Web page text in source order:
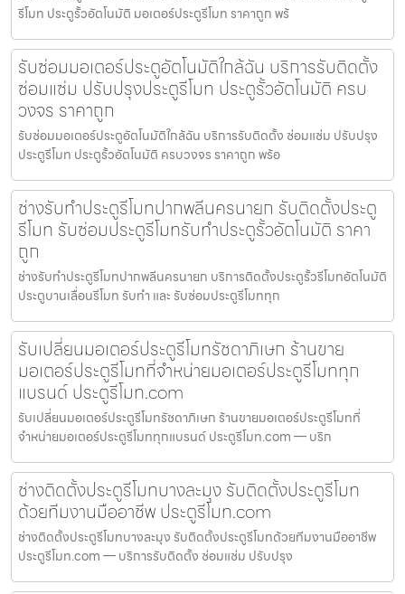
รีโมท ประตูรั้วอัตโนมัติ มอเตอร์ประตูรีโมท ราคาถูก พร้
รับซ่อมมอเตอร์ประตูอัตโนมัติใกล้ฉัน บริการรับติดตั้ง
ซ่อมแซ่ม ปรับปรุงประตูรีโมท ประตูรั้วอัตโนมัติ ครบ
วงจร ราคาถูก
รับซ่อมมอเตอร์ประตูอัตโนมัติใกล้ฉัน บริการรับติดตั้ง ซ่อมแซ่ม ปรับปรุง
ประตูรีโมท ประตูรั้วอัตโนมัติ ครบวงจร ราคาถูก พร้อ
ช่างรับทำประตูรีโมทปากพลีนครนายก รับติดตั้งประตู
รีโมท รับซ่อมประตูรีโมทรับทำประตูรั้วอัตโนมัติ ราคา
ถูก
ช่างรับทำประตูรีโมทปากพลีนครนายก บริการติดตั้งประตูรั้วรีโมทอัตโนมัติ
ประตูบานเลื่อนรีโมท รับทำ และ รับซ่อมประตูรีโมททุก
รับเปลี่ยนมอเตอร์ประตูรีโมทรัชดาภิเษก ร้านขาย
มอเตอร์ประตูรีโมทที่จำหน่ายมอเตอร์ประตูรีโมททุก
แบรนด์ ประตูรีโมท.com
รับเปลี่ยนมอเตอร์ประตูรีโมทรัชดาภิเษก ร้านขายมอเตอร์ประตูรีโมทที่
จำหน่ายมอเตอร์ประตูรีโมททุกแบรนด์ ประตูรีโมท.com — บริก
ช่างติดตั้งประตูรีโมทบางละมุง รับติดตั้งประตูรีโมท
ด้วยทีมงานมืออาชีพ ประตูรีโมท.com
ช่างติดตั้งประตูรีโมทบางละมุง รับติดตั้งประตูรีโมทด้วยทีมงานมืออาชีพ
ประตูรีโมท.com — บริการรับติดตั้ง ซ่อมแซ่ม ปรับปรุง